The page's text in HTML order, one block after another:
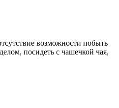
возможности побыть
посидеть с чашечкой чая,